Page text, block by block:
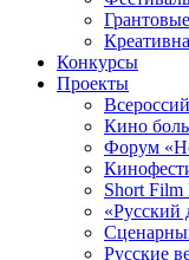
Конкурсы
Проекты
Кино
Форум
Short Film
«Русский
Русские